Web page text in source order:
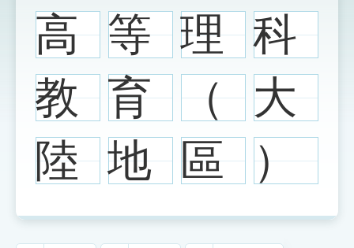
網站導覽
生字詞彙表
成語故事
示
示
高 等 理 科
教 育 （ 大
陸 地 區 ）